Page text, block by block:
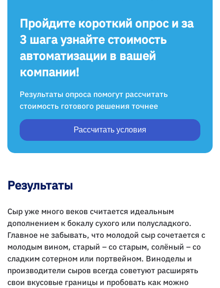
Пройдите короткий опрос и за
3 шага узнайте стоимость
автоматизации в вашей
компании!
Результаты опроса помогут рассчитать
стоимость готового решения точнее
Рассчитать условия
Результаты
Сыр уже много веков считается идеальным
дополнением к бокалу сухого или полусладкого.
Главное не забывать, что молодой сыр сочетается с
молодым вином, старый – со старым, солёный – со
сладким сотерном или портвейном. Виноделы и
производители сыров всегда советуют расширять
свои вкусовые границы и пробовать как можно